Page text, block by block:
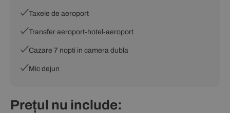
Taxele de aeroport
Transfer aeroport-hotel-aeroport
Cazare 7 nopti in camera dubla
Mic dejun
Prețul nu include: